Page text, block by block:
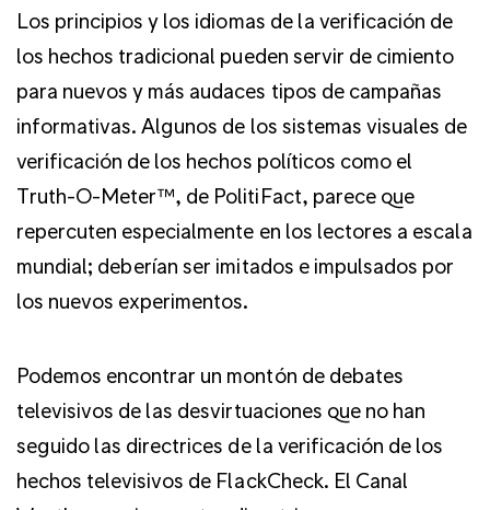
Los principios y los idiomas de la verificación de
los hechos tradicional pueden servir de cimiento
para nuevos y más audaces tipos de campañas
informativas. Algunos de los sistemas visuales de
verificación de los hechos políticos como el
Truth-O-Meter™, de PolitiFact, parece que
repercuten especialmente en los lectores a escala
mundial; deberían ser imitados e impulsados por
los nuevos experimentos.
Podemos encontrar un montón de debates
televisivos de las desvirtuaciones que no han
seguido las directrices de la verificación de los
hechos televisivos de FlackCheck. El Canal